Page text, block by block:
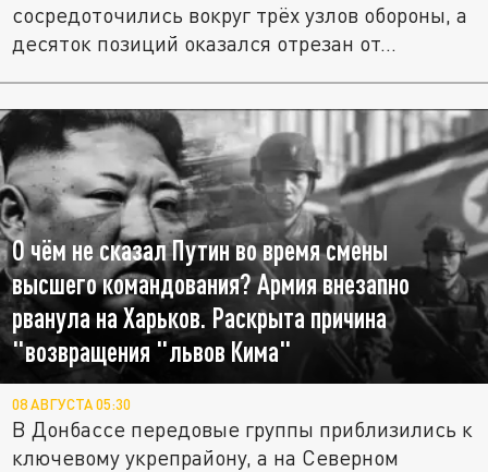
сосредоточились вокруг трёх узлов обороны, а
десяток позиций оказался отрезан от...
О чём не сказал Путин во время смены
высшего командования? Армия внезапно
рванула на Харьков. Раскрыта причина
"возвращения "львов Кима"
08 АВГУСТА 05:30
В Донбассе передовые группы приблизились к
ключевому укрепрайону, а на Северном